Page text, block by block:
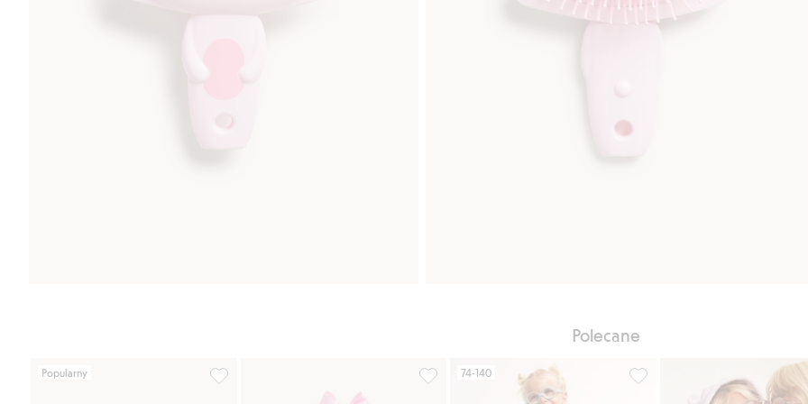
Polecane
Popularny
Prążkowane legginsy, Dodaj do listy ulubioneKlamra do włosów, z warkoczykiem, Dodaj do listy ulubione
74-140
Spodnie przeciwdeszczowe